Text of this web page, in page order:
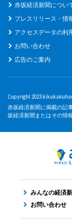
赤坂経済新聞につい
プレスリリース・情
アクセスデータの利
お問い合わせ
広告のご案内
Copyright 2023
赤坂経済新聞に掲載の記
坂経済新聞またはその情
みんなの経済
お問い合わせ